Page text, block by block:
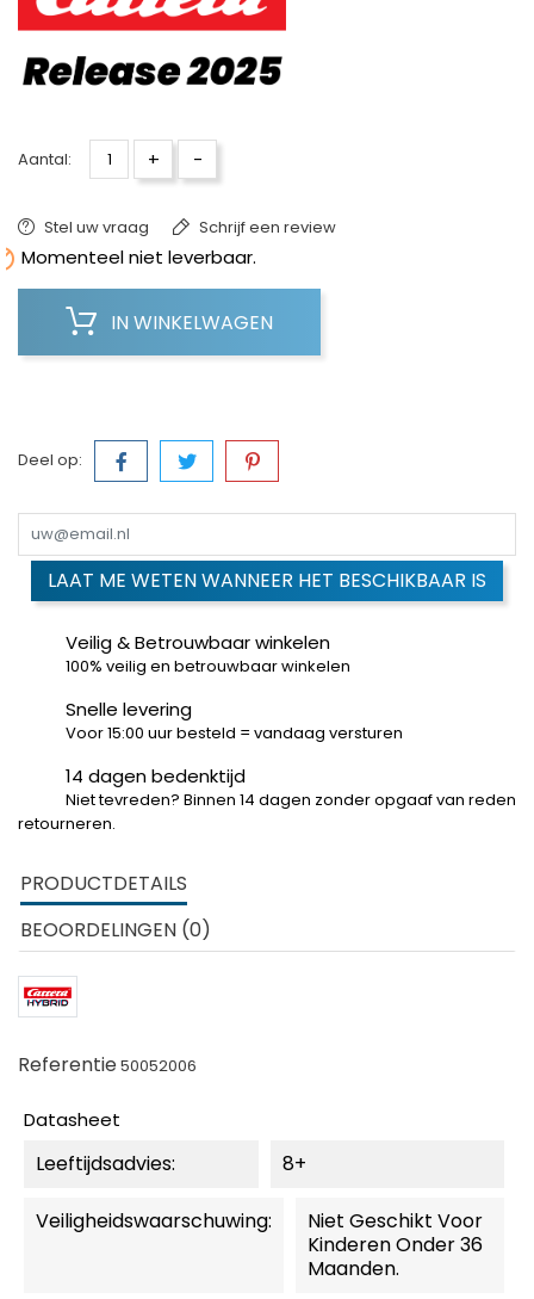
Aantal: + -
Stel uw vraag Schrijf een review
Momenteel niet leverbaar.
IN WINKELWAGEN
Deel op:
LAAT ME WETEN WANNEER HET BESCHIKBAAR IS
Veilig & Betrouwbaar winkelen
100% veilig en betrouwbaar winkelen
Snelle levering
Voor 15:00 uur besteld = vandaag versturen
14 dagen bedenktijd
Niet tevreden? Binnen 14 dagen zonder opgaaf van reden
retourneren.
PRODUCTDETAILS
BEOORDELINGEN (0)
Referentie50052006
Datasheet
Leeftijdsadvies: 8+
Veiligheidswaarschuwing:
Niet Geschikt Voor
Kinderen Onder 36
Maanden.